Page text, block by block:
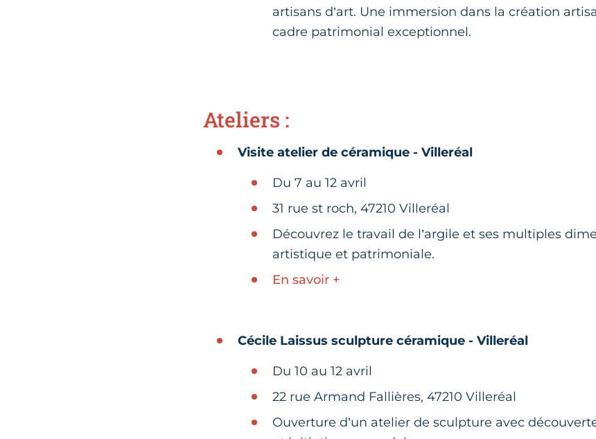
artisans d’art. Une immersion dans la création
cadre patrimonial exceptionnel.
Ateliers :
Visite atelier de céramique - Villeréal
Du 7 au 12 avril
31 rue st roch, 47210 Villeréal
Découvrez le travail de l’argile et ses multiples
artistique et patrimoniale.
En savoir +
Cécile Laissus sculpture céramique - Villeréal
Du 10 au 12 avril
22 rue Armand Fallières, 47210 Villeréal
Ouverture d’un atelier de sculpture avec